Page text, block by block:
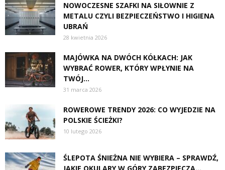
NOWOCZESNE SZAFKI NA SIŁOWNIE Z
METALU CZYLI BEZPIECZEŃSTWO I HIGIENA
UBRAŃ
28 kwietnia 2026
MAJÓWKA NA DWÓCH KÓŁKACH: JAK
WYBRAĆ ROWER, KTÓRY WPŁYNIE NA
TWÓJ...
31 marca 2026
ROWEROWE TRENDY 2026: CO WYJEDZIE NA
POLSKIE ŚCIEŻKI?
10 lutego 2026
ŚLEPOTA ŚNIEŻNA NIE WYBIERA – SPRAWDŹ,